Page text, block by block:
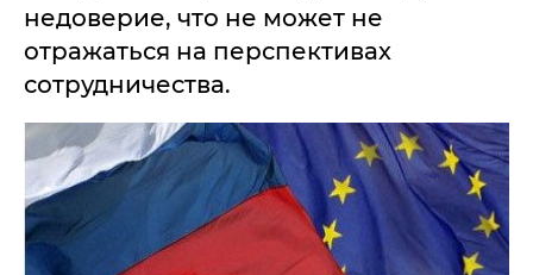
недоверие, что не может не
отражаться на перспективах
сотрудничества.